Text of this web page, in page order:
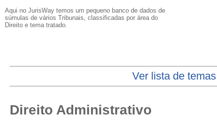
Aqui no JurisWay temos um pequeno banco de dados de
súmulas de vários Tribunais, classificadas por área do
Direito e tema tratado.
Ver lista de temas
Direito Administrativo